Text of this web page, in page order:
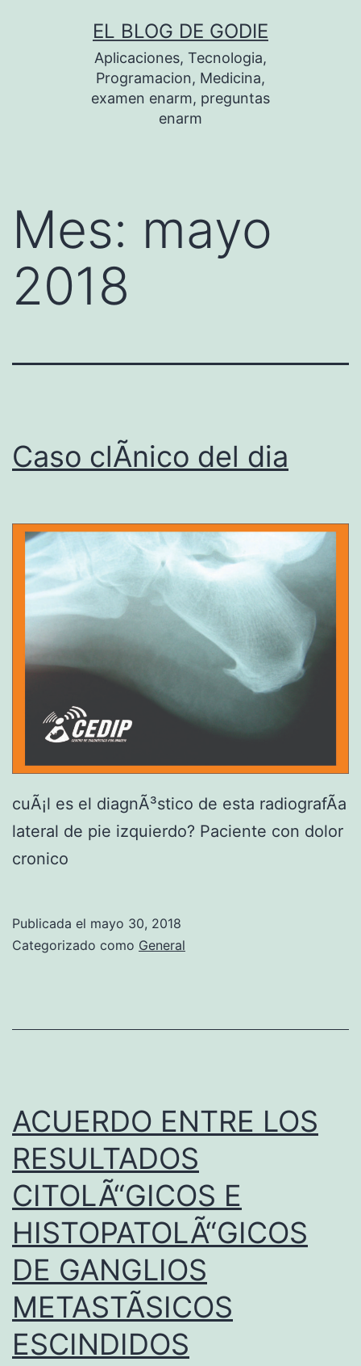
EL BLOG DE GODIE
Aplicaciones, Tecnologia,
Programacion, Medicina,
examen enarm, preguntas
enarm
Mes: mayo
2018
Caso clÃ­nico del dia
cuÃ¡l es el diagnÃ³stico de esta radiografÃ­a
lateral de pie izquierdo? Paciente con dolor
cronico
Publicada el mayo 30, 2018
Categorizado como General
ACUERDO ENTRE LOS
RESULTADOS
CITOLÃ“GICOS E
HISTOPATOLÃ“GICOS
DE GANGLIOS
METASTÃSICOS
ESCINDIDOS